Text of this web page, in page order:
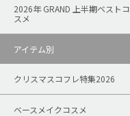
2026年 GRAND 上半期ベストコ
スメ
アイテム別
クリスマスコフレ特集2026
ベースメイクコスメ